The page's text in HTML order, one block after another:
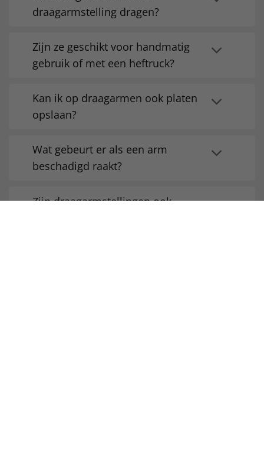
draagarmstelling dragen?
Zijn ze geschikt voor handmatig
gebruik of met een heftruck?
Kan ik op draagarmen ook platen
opslaan?
Wat gebeurt er als een arm
beschadigd raakt?
Zijn draagarmstellingen ook